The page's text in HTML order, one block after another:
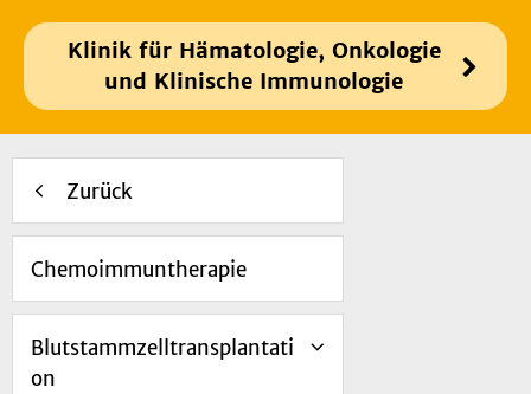
Klinik für Hämatologie, Onkologie
und Klinische Immunologie
Zurück
Chemoimmuntherapie
Blutstammzelltransplantati
on